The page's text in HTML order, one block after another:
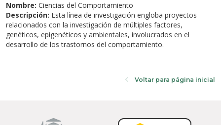
Nombre: Ciencias del Comportamiento
Descripción: Esta línea de investigación engloba proyectos
relacionados con la investigación de múltiples factores,
genéticos, epigenéticos y ambientales, involucrados en el
desarrollo de los trastornos del comportamiento.
Voltar para página inicial